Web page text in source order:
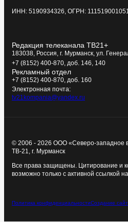
ИНН: 5190934326, ОГРН:
Редакция телеканала ТВ21+
183038, Россия, г. Мурманск, ул.
+7 (8152) 400-870, доб. 146, 140
Рекламный отдел
+7 (8152) 400-870, доб. 160
Электронная почта:
tv21kompania@yandex.ru
© 2006 - 2026 ООО «Северо-западное
ТВ-21, г. Мурманск
Все права защищены. Цитирование и
возможно только с активной ссылкой
Политика конфиденциальностиСоздание